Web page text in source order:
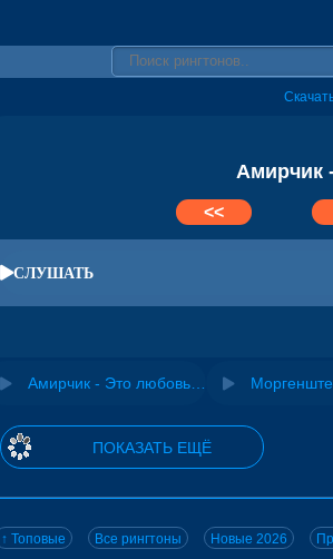
Амирчик
<<
СЛУШАТЬ
ПОКАЗАТЬ ЕЩЁ
↑ Топовые Все рингтоны Новые 2026